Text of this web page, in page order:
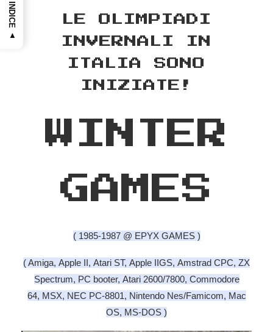
LE OLIMPIADI
INVERNALI IN
ITALIA SONO
INIZIATE!
WINTER
GAMES
( 1985-1987 @ EPYX GAMES )
( Amiga, Apple II, Atari ST, Apple IIGS, Amstrad CPC, ZX
Spectrum, PC booter, Atari 2600/7800, Commodore
64, MSX, NEC PC-8801, Nintendo Nes/Famicom, Mac
OS, MS-DOS )
INDICE ▲